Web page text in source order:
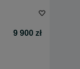
9 900 zł